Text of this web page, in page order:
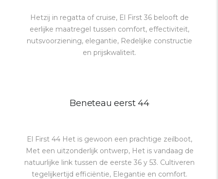
Hetzij in regatta of cruise, El First 36 belooft de
eerlijke maatregel tussen comfort, effectiviteit,
nutsvoorziening, elegantie, Redelijke constructie
en prijskwaliteit.
Beneteau eerst 44
El First 44 Het is gewoon een prachtige zeilboot,
Met een uitzonderlijk ontwerp, Het is vandaag de
natuurlijke link tussen de eerste 36 y 53. Cultiveren
tegelijkertijd efficiëntie, Elegantie en comfort.